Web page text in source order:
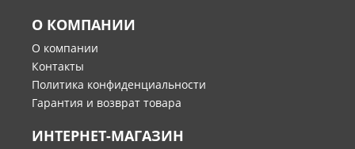
О КОМПАНИИ
О компании
Контакты
Политика конфиденциальности
Гарантия и возврат товара
ИНТЕРНЕТ-МАГАЗИН